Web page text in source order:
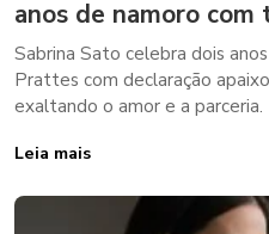
anos de namoro
Sabrina Sato celebra dois
Prattes com declaração
exaltando o amor e a parceria.
Leia mais